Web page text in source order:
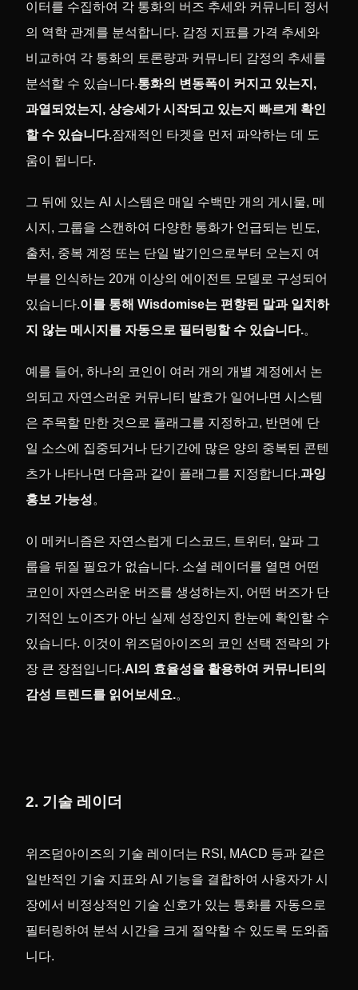
이터를 수집하여 각 통화의 버즈 추세와 커뮤니티 정서
의 역학 관계를 분석합니다. 감정 지표를 가격 추세와
비교하여 각 통화의 토론량과 커뮤니티 감정의 추세를
분석할 수 있습니다.통화의 변동폭이 커지고 있는지,
과열되었는지, 상승세가 시작되고 있는지 빠르게 확인
할 수 있습니다.잠재적인 타겟을 먼저 파악하는 데 도
움이 됩니다.
그 뒤에 있는 AI 시스템은 매일 수백만 개의 게시물, 메
시지, 그룹을 스캔하여 다양한 통화가 언급되는 빈도,
출처, 중복 계정 또는 단일 발기인으로부터 오는지 여
부를 인식하는 20개 이상의 에이전트 모델로 구성되어
있습니다.이를 통해 Wisdomise는 편향된 말과 일치하
지 않는 메시지를 자동으로 필터링할 수 있습니다.。
예를 들어, 하나의 코인이 여러 개의 개별 계정에서 논
의되고 자연스러운 커뮤니티 발효가 일어나면 시스템
은 주목할 만한 것으로 플래그를 지정하고, 반면에 단
일 소스에 집중되거나 단기간에 많은 양의 중복된 콘텐
츠가 나타나면 다음과 같이 플래그를 지정합니다.과잉
홍보 가능성。
이 메커니즘은 자연스럽게 디스코드, 트위터, 알파 그
룹을 뒤질 필요가 없습니다. 소셜 레이더를 열면 어떤
코인이 자연스러운 버즈를 생성하는지, 어떤 버즈가 단
기적인 노이즈가 아닌 실제 성장인지 한눈에 확인할 수
있습니다. 이것이 위즈덤아이즈의 코인 선택 전략의 가
장 큰 장점입니다.AI의 효율성을 활용하여 커뮤니티의
감성 트렌드를 읽어보세요.。
2. 기술 레이더
위즈덤아이즈의 기술 레이더는 RSI, MACD 등과 같은
일반적인 기술 지표와 AI 기능을 결합하여 사용자가 시
장에서 비정상적인 기술 신호가 있는 통화를 자동으로
필터링하여 분석 시간을 크게 절약할 수 있도록 도와줍
니다.